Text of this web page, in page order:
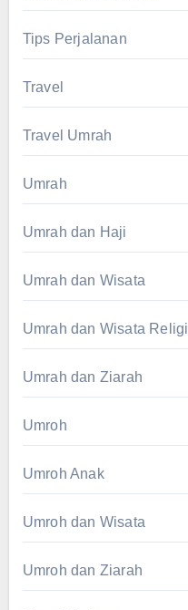
Tips Perjalanan
Travel
Travel Umrah
Umrah
Umrah dan Haji
Umrah dan Wisata
Umrah dan Wisata Religi
Umrah dan Ziarah
Umroh
Umroh Anak
Umroh dan Wisata
Umroh dan Ziarah